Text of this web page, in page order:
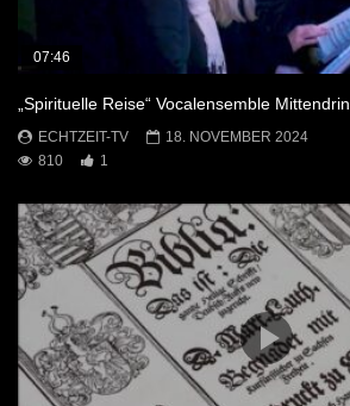
07:46
„Spirituelle Reise“ Vocalensemble Mittendrin
ECHTZEIT-TV
18. NOVEMBER 2024
810
1